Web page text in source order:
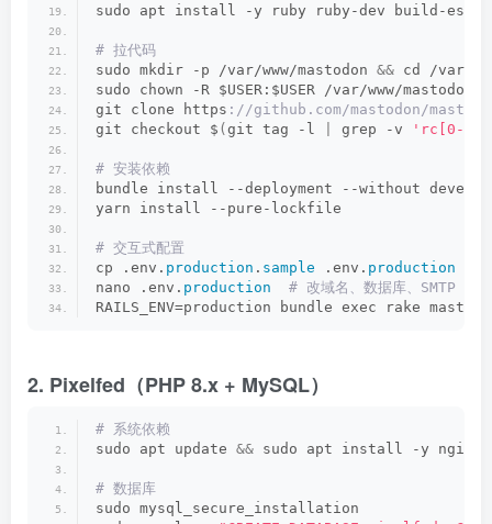
sudo apt install -y ruby ruby-dev build-
# 拉代码
sudo mkdir -p /var/www/mastodon && cd /var/
sudo chown -R $USER:$USER /var/www/mastodon
git clone https ://github.com/mastodon/
git checkout $ ( git tag -l grep -v 'rc[0-
# 安装依赖
bundle install --deployment --without
yarn install --pure-lockfile
# 交互式配置
cp .env. production . sample .env. production
nano .env. production
# 改域名、数据库、SMTP
RAILS_ENV=production bundle exec rake
2. Pixelfed（PHP 8.x + MySQL）
# 系统依赖
sudo apt update && sudo apt install -y nginx
# 数据库
sudo mysql_secure_installation